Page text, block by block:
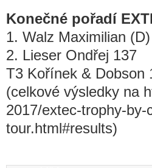
Konečné pořadí
1. Walz Maximilian
2. Lieser Ondřej 137
T3 Kořínek & Dobson
(celkové výsledky na
2017/extec-trophy-
tour.html#results)